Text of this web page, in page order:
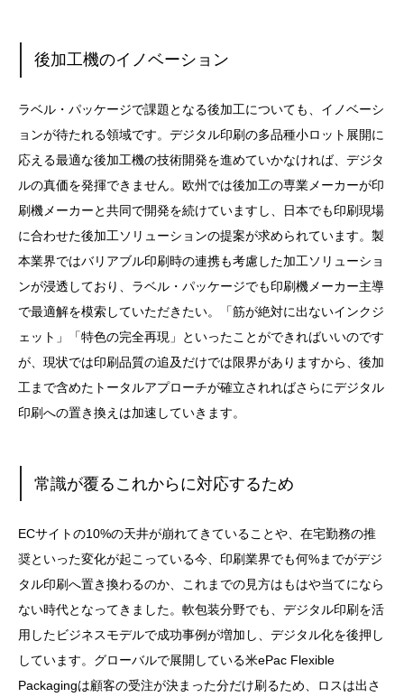
後加工機のイノベーション
ラベル・パッケージで課題となる後加工についても、イノベーシ
ョンが待たれる領域です。デジタル印刷の多品種小ロット展開に
応える最適な後加工機の技術開発を進めていかなければ、デジタ
ルの真価を発揮できません。欧州では後加工の専業メーカーが印
刷機メーカーと共同で開発を続けていますし、日本でも印刷現場
に合わせた後加工ソリューションの提案が求められています。製
本業界ではバリアブル印刷時の連携も考慮した加工ソリューショ
ンが浸透しており、ラベル・パッケージでも印刷機メーカー主導
で最適解を模索していただきたい。「筋が絶対に出ないインクジ
ェット」「特色の完全再現」といったことができればいいのです
が、現状では印刷品質の追及だけでは限界がありますから、後加
工まで含めたトータルアプローチが確立されればさらにデジタル
印刷への置き換えは加速していきます。
常識が覆るこれからに対応するため
ECサイトの10%の天井が崩れてきていることや、在宅勤務の推
奨といった変化が起こっている今、印刷業界でも何%までがデジ
タル印刷へ置き換わるのか、これまでの見方はもはや当てになら
ない時代となってきました。軟包装分野でも、デジタル印刷を活
用したビジネスモデルで成功事例が増加し、デジタル化を後押し
しています。グローバルで展開している米ePac Flexible
Packagingは顧客の受注が決まった分だけ刷るため、ロスは出さ